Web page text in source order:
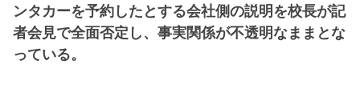
ンタカーを予約したとする会社側の説明を校長が記
者会見で全面否定し、事実関係が不透明なままとな
っている。